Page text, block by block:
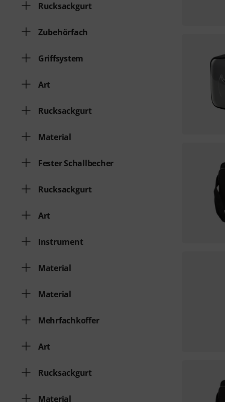
Rucksackgurt
Zubehörfach
Griffsystem
Art
Rucksackgurt
Material
Fester Schallbecher
Rucksackgurt
Art
Instrument
Material
Material
Mehrfachkoffer
Art
Rucksackgurt
Material